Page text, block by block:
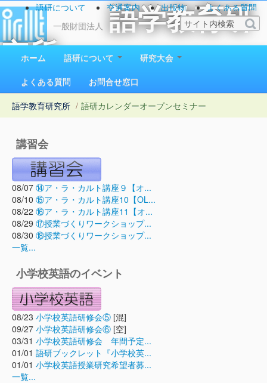
一般財団法人
語学教育研
究所
1923（大正12）年創立
語研について 交通案内 出版物
よくある質問
お問い合わせ
ホーム 語研について
研究大会
よくある質問
お問合せ窓口
語学教育研究所 / 語研カレンダーオープンセミナー
講習会
08/07 ⑭ア・ラ・カルト講座９【オ...
08/10 ⑮ア・ラ・カルト講座10【OL...
08/22 ⑯ア・ラ・カルト講座11【オ...
08/29 ⑰授業づくりワークショップ...
08/30 ⑱授業づくりワークショップ...
一覧...
小学校英語のイベント
08/23 小学校英語研修会⑤ [混]
09/27 小学校英語研修会⑥ [空]
03/31 小学校英語研修会 年間予定...
01/01 語研ブックレット『小学校英...
01/01 小学校英語授業研究希望者募...
一覧...